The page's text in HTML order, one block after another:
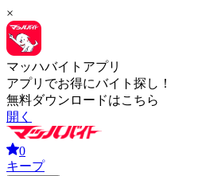
×
マッハバイトアプリ
アプリでお得にバイト探し！
無料ダウンロードはこちら
開く
0
キープ